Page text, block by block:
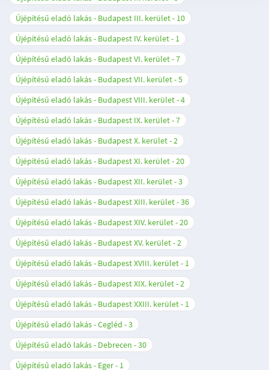
Újépítésű eladó lakás - Budapest III. kerület
10
Újépítésű eladó lakás - Budapest IV. kerület
1
Újépítésű eladó lakás - Budapest VI. kerület 7
Újépítésű eladó lakás - Budapest VII. kerület 5
Újépítésű eladó lakás - Budapest VIII. kerület 4
Újépítésű eladó lakás - Budapest IX. kerület 7
Újépítésű eladó lakás - Budapest X. kerület 2
Újépítésű eladó lakás - Budapest XI. kerület 20
Újépítésű eladó lakás - Budapest XII. kerület 3
Újépítésű eladó lakás - Budapest XIII. kerület 36
Újépítésű eladó lakás - Budapest XIV. kerület 20
Újépítésű eladó lakás - Budapest XV. kerület 2
Újépítésű eladó lakás - Budapest XVIII. kerület
1
Újépítésű eladó lakás - Budapest XIX. kerület 2
Újépítésű eladó lakás - Budapest XXIII. kerület
1
Újépítésű eladó lakás - Cegléd
3
Újépítésű eladó lakás - Debrecen
30
Újépítésű eladó lakás - Eger
1